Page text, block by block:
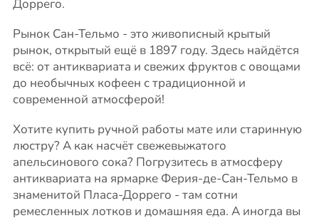
Доррего.
Рынок Сан-Тельмо - это живописный крытый
рынок, открытый ещё в 1897 году. Здесь найдётся
всё: от антиквариата и свежих фруктов с овощами
до необычных кофеен с традиционной и
современной атмосферой!
Хотите купить ручной работы мате или старинную
люстру? А как насчёт свежевыжатого
апельсинового сока? Погрузитесь в атмосферу
антиквариата на ярмарке Ферия-де-Сан-Тельмо в
знаменитой Пласа-Доррего - там сотни
ремесленных лотков и домашняя еда. А иногда вы